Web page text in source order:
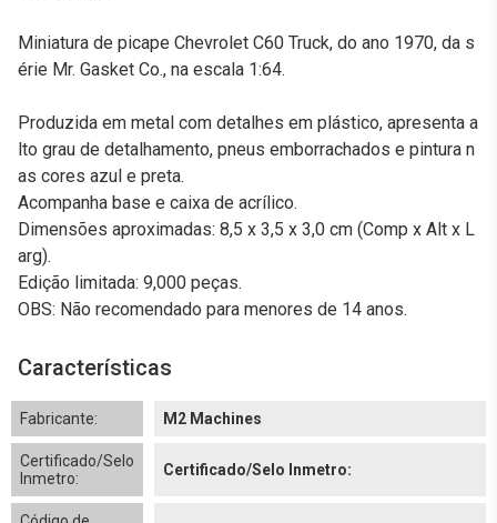
Miniatura de picape Chevrolet C60 Truck, do ano 1970, da s
érie Mr. Gasket Co., na escala 1:64.
Produzida em metal com detalhes em plástico, apresenta a
lto grau de detalhamento, pneus emborrachados e pintura n
as cores azul e preta.
Acompanha base e caixa de acrílico.
Dimensões aproximadas: 8,5 x 3,5 x 3,0 cm (Comp x Alt x L
arg).
Edição limitada: 9,000 peças.
OBS: Não recomendado para menores de 14 anos.
Características
Fabricante: M2 Machines
Certificado/Selo
Inmetro:
Certificado/Selo Inmetro: